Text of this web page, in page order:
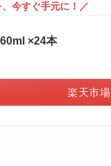
今すぐ手元に！ ／
×24本
楽天市場